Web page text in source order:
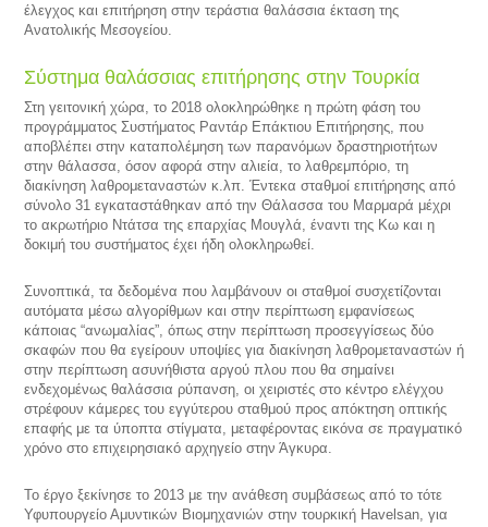
έλεγχος και επιτήρηση στην τεράστια θαλάσσια έκταση της
Ανατολικής Μεσογείου.
Σύστημα θαλάσσιας επιτήρησης στην Τουρκία
Στη γειτονική χώρα, το 2018 ολοκληρώθηκε η πρώτη φάση του
προγράμματος Συστήματος Ραντάρ Επάκτιου Επιτήρησης, που
αποβλέπει στην καταπολέμηση των παρανόμων δραστηριοτήτων
στην θάλασσα, όσον αφορά στην αλιεία, το λαθρεμπόριο, τη
διακίνηση λαθρομεταναστών κ.λπ. Έντεκα σταθμοί επιτήρησης από
σύνολο 31 εγκαταστάθηκαν από την Θάλασσα του Μαρμαρά μέχρι
το ακρωτήριο Ντάτσα της επαρχίας Μουγλά, έναντι της Κω και η
δοκιμή του συστήματος έχει ήδη ολοκληρωθεί.
Συνοπτικά, τα δεδομένα που λαμβάνουν οι σταθμοί συσχετίζονται
αυτόματα μέσω αλγορίθμων και στην περίπτωση εμφανίσεως
κάποιας “ανωμαλίας”, όπως στην περίπτωση προσεγγίσεως δύο
σκαφών που θα εγείρουν υποψίες για διακίνηση λαθρομεταναστών ή
στην περίπτωση ασυνήθιστα αργού πλου που θα σημαίνει
ενδεχομένως θαλάσσια ρύπανση, οι χειριστές στο κέντρο ελέγχου
στρέφουν κάμερες του εγγύτερου σταθμού προς απόκτηση οπτικής
επαφής με τα ύποπτα στίγματα, μεταφέροντας εικόνα σε πραγματικό
χρόνο στο επιχειρησιακό αρχηγείο στην Άγκυρα.
Το έργο ξεκίνησε το 2013 με την ανάθεση συμβάσεως από το τότε
Υφυπουργείο Αμυντικών Βιομηχανιών στην τουρκική Havelsan, για